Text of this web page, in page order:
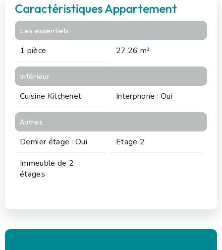
Caractéristiques Appartement
Les essentiels
1 pièce 27.26 m²
Intérieur
Cuisine Kitchenet Interphone : Oui
Autres
Dernier étage : Oui
Etage 2
Immeuble de 2
étages